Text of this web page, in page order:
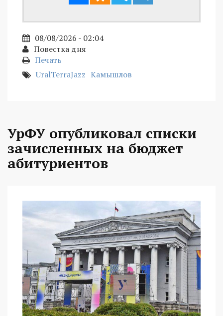
08/08/2026 - 02:04
Повестка дня
Печать
UralTerraJazz Камышлов
УрФУ опубликовал списки
зачисленных на бюджет
абитуриентов